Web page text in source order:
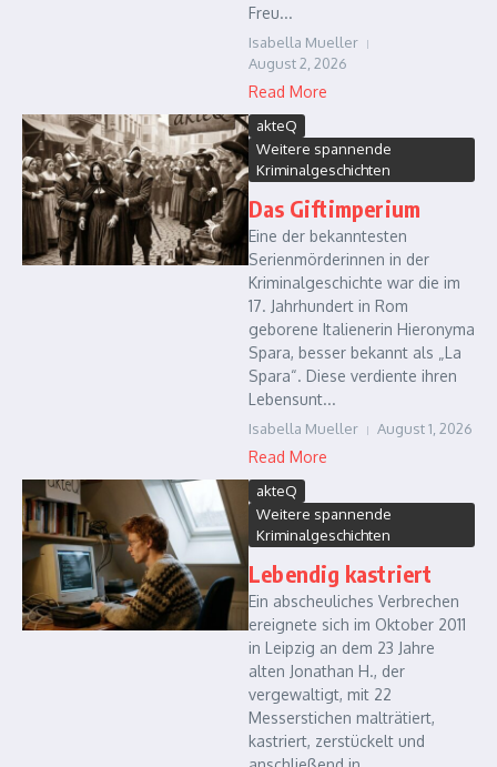
Freu...
Isabella Mueller
August 2, 2026
Read More
akteQ
Weitere spannende
Kriminalgeschichten
Das Giftimperium
Eine der bekanntesten
Serienmörderinnen in der
Kriminalgeschichte war die im
17. Jahrhundert in Rom
geborene Italienerin Hieronyma
Spara, besser bekannt als „La
Spara“. Diese verdiente ihren
Lebensunt...
Isabella Mueller August 1, 2026
Read More
akteQ
Weitere spannende
Kriminalgeschichten
Lebendig kastriert
Ein abscheuliches Verbrechen
ereignete sich im Oktober 2011
in Leipzig an dem 23 Jahre
alten Jonathan H., der
vergewaltigt, mit 22
Messerstichen malträtiert,
kastriert, zerstückelt und